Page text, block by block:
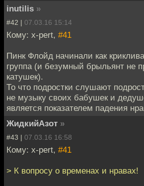
inutilis »
#42 | 07.03.16 15:14
Кому: x-pert, #41
Пинк Флойд начинали как
группа (и безумный брыльянт не
катушек).
То что подростки слушают
не музыку своих бабушек и
является показателем падения
ЖидкийАзот »
#43 | 07.03.16 16:58
Кому: x-pert, #41
> К вопросу о временах и нравах!